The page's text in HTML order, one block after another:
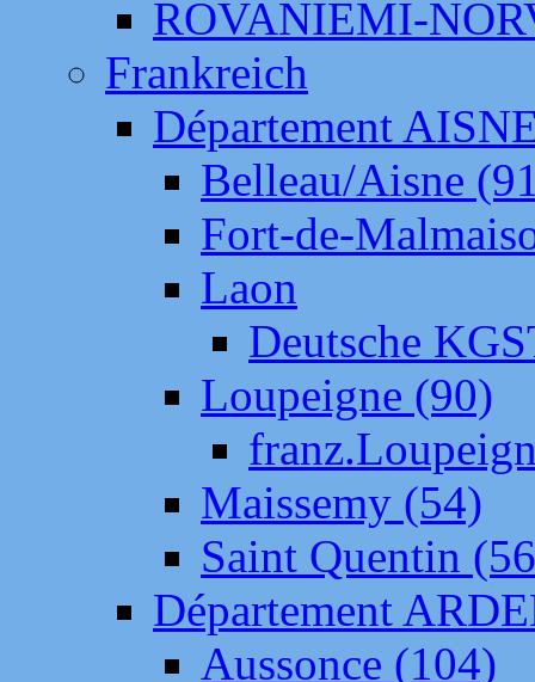
ROVANIEMI-
Frankreich
Département
Belleau/Aisne
Fort-de-
Laon
Deutsche
Loupeigne (90)
Maissemy (54)
Saint Quentin
Département
Aussonce (104)